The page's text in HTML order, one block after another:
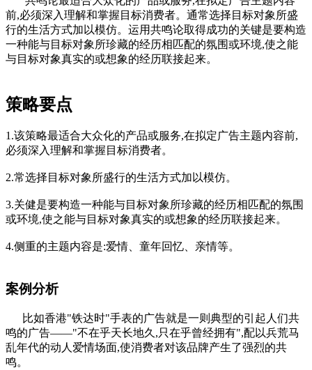
前,必须深入理解和掌握目标消费者。通常选择目标对象所盛
行的生活方式加以模仿。运用共鸣论取得成功的关键是要构造
一种能与目标对象所珍藏的经历相匹配的氛围或环境,使之能
与目标对象真实的或想象的经历联接起来。
策略要点
1.该策略最适合大众化的产品或服务,在拟定广告主题内容前,
必须深入理解和掌握目标消费者。
2.常选择目标对象所盛行的生活方式加以模仿。
3.关健是要构造一种能与目标对象所珍藏的经历相匹配的氛围
或环境,使之能与目标对象真实的或想象的经历联接起来。
4.侧重的主题内容是:爱情、童年回忆、亲情等。
案例分析
比如香港"铁达时"手表的广告就是一则典型的引起人们共
鸣的广告——"不在乎天长地久,只在乎曾经拥有",配以兵荒马
乱年代的动人爱情场面,使消费者对该品牌产生了强烈的共
鸣。